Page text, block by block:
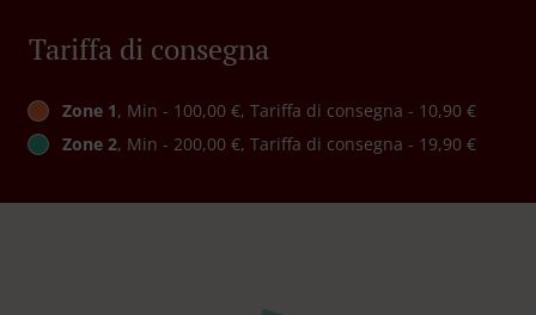
Tariffa di consegna
Zone 1, Min - 100,00 €, Tariffa di consegna - 10,90 €
Zone 2, Min - 200,00 €, Tariffa di consegna - 19,90 €